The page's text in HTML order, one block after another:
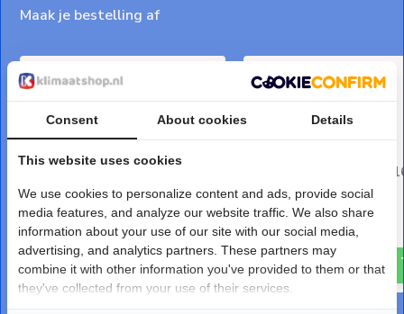
Maak je bestelling af
Deliverytime
€ 14,-
Condenswaterslang
Geribbeld
Deliverytime
€ 15,30
Consent About cookies Details
This website uses cookies
We use cookies to personalize content and ads, provide social
media features, and analyze our website traffic. We also share
information about your use of our site with our social media,
advertising, and analytics partners. These partners may
combine it with other information you've provided to them or that
they've collected from your use of their services.